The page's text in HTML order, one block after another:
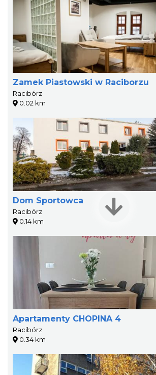
Zamek Piastowski w Raciborzu
Racibórz
0.02 km
Dom Sportowca
Racibórz
0.14 km
Apartamenty CHOPINA 4
Racibórz
0.34 km